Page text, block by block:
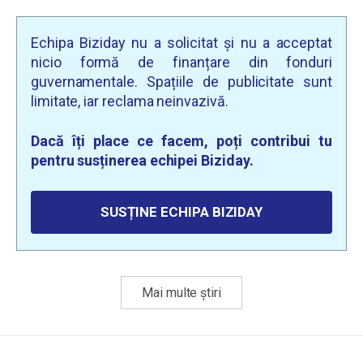
Echipa Biziday nu a solicitat și nu a acceptat
nicio formă de finanțare din fonduri
guvernamentale. Spațiile de publicitate sunt
limitate, iar reclama neinvazivă.
Dacă îți place ce facem, poți contribui tu
pentru susținerea echipei Biziday.
SUSȚINE ECHIPA BIZIDAY
Mai multe știri